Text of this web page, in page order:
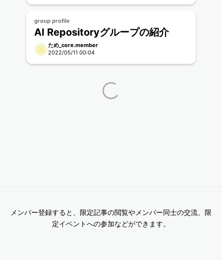
group profile
AI Repositoryグループの紹介
ため_core.member
2022/05/11 00:04
メンバー登録すると、限定記事の閲覧やメンバー同士の交流、限
定イベントへの参加などができます。